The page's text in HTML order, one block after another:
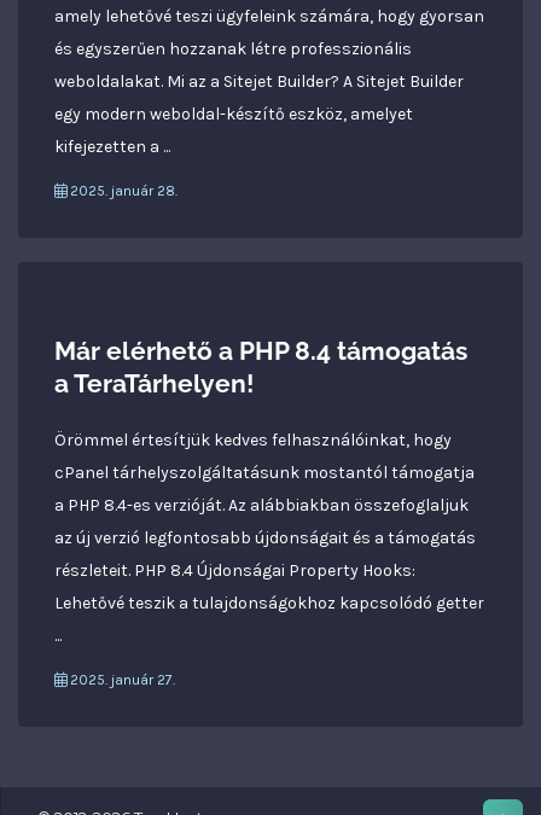
amely lehetővé teszi ügyfeleink számára, hogy gyorsan
és egyszerűen hozzanak létre professzionális
weboldalakat. Mi az a Sitejet Builder? A Sitejet Builder
egy modern weboldal-készítő eszköz, amelyet
kifejezetten a ...
2025. január 28.
Már elérhető a PHP 8.4 támogatás
a TeraTárhelyen!
Örömmel értesítjük kedves felhasználóinkat, hogy
cPanel tárhelyszolgáltatásunk mostantól támogatja
a PHP 8.4-es verzióját. Az alábbiakban összefoglaljuk
az új verzió legfontosabb újdonságait és a támogatás
részleteit. PHP 8.4 Újdonságai Property Hooks:
Lehetővé teszik a tulajdonságokhoz kapcsolódó getter
...
2025. január 27.